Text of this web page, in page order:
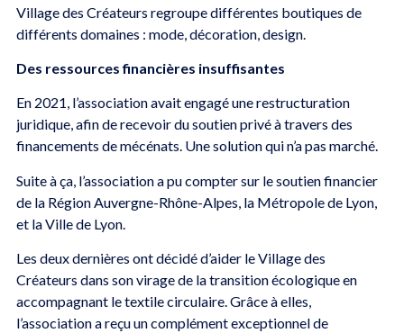
Village des Créateurs regroupe différentes boutiques de
différents domaines : mode, décoration, design.
Des ressources financières insuffisantes
En 2021, l’association avait engagé une restructuration
juridique, afin de recevoir du soutien privé à travers des
financements de mécénats. Une solution qui n’a pas marché.
Suite à ça, l’association a pu compter sur le soutien financier
de la Région Auvergne-Rhône-Alpes, la Métropole de Lyon,
et la Ville de Lyon.
Les deux dernières ont décidé d’aider le Village des
Créateurs dans son virage de la transition écologique en
accompagnant le textile circulaire. Grâce à elles,
l’association a reçu un complément exceptionnel de